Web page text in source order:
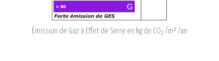
Émission de Gaz à Effet de Serre en kg de CO2 /m² /an